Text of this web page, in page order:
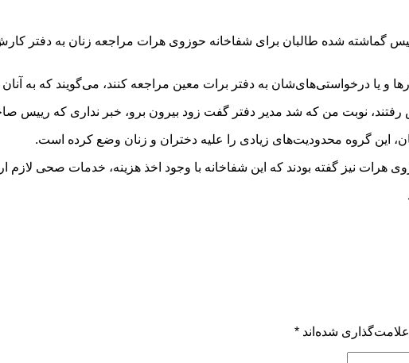
گماشته شده طالبان برای شفاخانه حوزوی هرات مراجعه زنان به دفتر
یا درخواستی‌های‌شان به دفتر برات معین مراجعه کنند، می‌گویند که به آنان
نوبت من که شد مدیر دفتر گفت زود بیرون برو، خبر نداری که رییس
این گروه محدودیت‌های زیادی را علیه دختران و زنان وضع کرده است.
هرات نیز گفته بودند که این شفاخانه با وجود اخذ هزینه، خدمات صحی لازم
شده‌اند *